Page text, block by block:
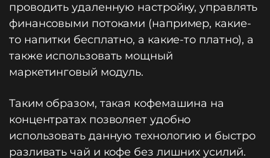
проводить удаленную настройку, управлять
финансовыми потоками (например, какие-
то напитки бесплатно, а какие-то платно), а
также использовать мощный
маркетинговый модуль.
Таким образом, такая кофемашина на
концентратах позволяет удобно
использовать данную технологию и быстро
разливать чай и кофе без лишних усилий.